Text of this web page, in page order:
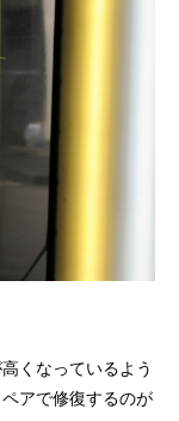
くなっているよう
アで修復するのが